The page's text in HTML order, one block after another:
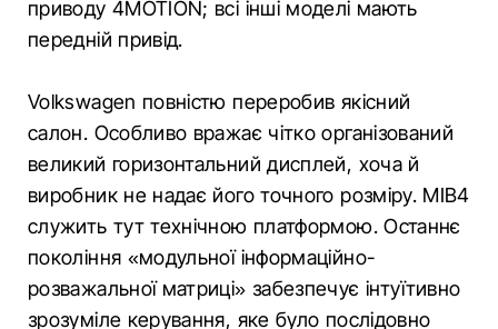
приводу 4MOTION; всі інші моделі мають
передній привід.
Volkswagen повністю переробив якісний
салон. Особливо вражає чітко організований
великий горизонтальний дисплей, хоча й
виробник не надає його точного розміру. MIB4
служить тут технічною платформою. Останнє
покоління «модульної інформаційно-
розважальної матриці» забезпечує інтуїтивно
зрозуміле керування, яке було послідовно